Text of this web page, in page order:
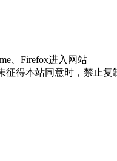
、Firefox进入网站
得本站同意时，禁止